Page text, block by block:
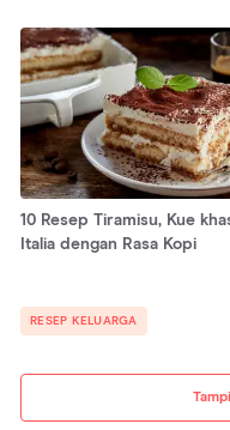
10 Resep Tiramisu, Kue
Italia dengan Rasa Kopi
RESEP KELUARGA